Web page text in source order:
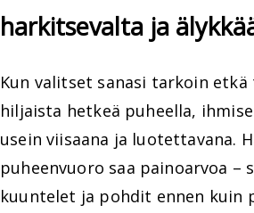
harkitsevalta ja
Kun valitset sanasi tarkoin
hiljaista hetkeä puheella,
usein viisaana ja luotettavana.
puheenvuoro saa painoarvoa –
kuuntelet ja pohdit ennen kuin